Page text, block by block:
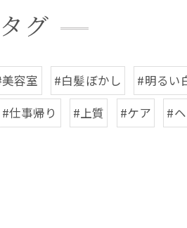
グ
容室 #白髪ぼかし #明るい
#仕事帰り #上質 #ケア #